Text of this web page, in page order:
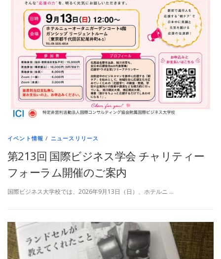
イベント情報 / ニュースリリース
第213回 国際ビジネス学会 チャリティー
フォーラム開催のご案内
国際ビジネス大学校では、2026年9月13日（日）、ホテルニ …